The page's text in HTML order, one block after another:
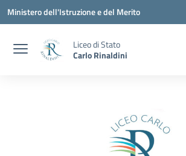
Vai ai contenuti
Vai al menu di navigazione
Vai al footer
Ministero dell'Istruzione e del Merito
Liceo di Stato
Carlo Rinaldini